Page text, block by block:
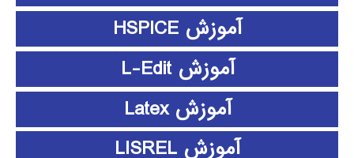
آموزش HSPICE
آموزش L-Edit
آموزش Latex
آموزش LISREL